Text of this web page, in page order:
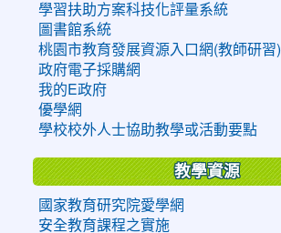
學習扶助方案科技化評量系統
圖書館系統
桃園市教育發展資源入口網(教師研習)
政府電子採購網
我的E政府
優學網
學校校外人士協助教學或活動要點
教學資源
國家教育研究院愛學網
安全教育課程之實施